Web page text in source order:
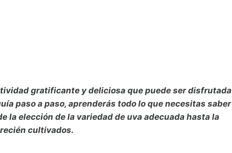
gratificante y deliciosa que puede ser disfrutada
paso a paso, aprenderás todo lo que necesitas saber
la elección de la variedad de uva adecuada hasta la
cultivados.